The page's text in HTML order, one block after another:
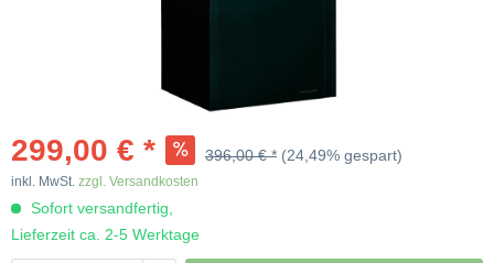
299,00 € * 396,00 € * (24,49% gespart)
inkl. MwSt. zzgl. Versandkosten
Sofort versandfertig,
Lieferzeit ca. 2-5 Werktage